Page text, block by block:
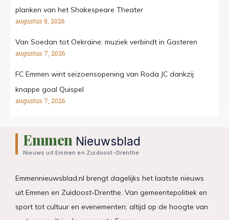
planken van het Shakespeare Theater
augustus 8, 2026
Van Soedan tot Oekraïne: muziek verbindt in Gasteren
augustus 7, 2026
FC Emmen wint seizoensopening van Roda JC dankzij
knappe goal Quispel
augustus 7, 2026
Emmen Nieuwsblad
Nieuws uit Emmen en Zuidoost-Drenthe
Emmennieuwsblad.nl brengt dagelijks het laatste nieuws
uit Emmen en Zuidoost-Drenthe. Van gemeentepolitiek en
sport tot cultuur en evenementen: altijd op de hoogte van